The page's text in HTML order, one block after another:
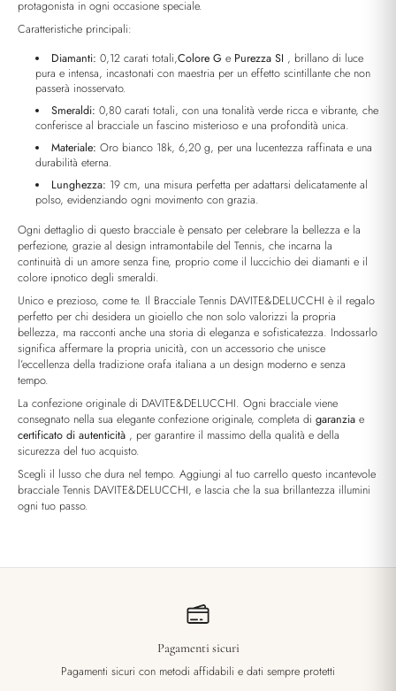
protagonista in ogni occasione speciale.
Caratteristiche principali:
Diamanti: 0,12 carati totali,Colore G e Purezza SI , brillano di luce
pura e intensa, incastonati con maestria per un effetto scintillante che non
passerà inosservato.
Smeraldi: 0,80 carati totali, con una tonalità verde ricca e vibrante, che
conferisce al bracciale un fascino misterioso e una profondità unica.
Materiale: Oro bianco 18k, 6,20 g, per una lucentezza raffinata e una
durabilità eterna.
Lunghezza: 19 cm, una misura perfetta per adattarsi delicatamente al
polso, evidenziando ogni movimento con grazia.
Ogni dettaglio di questo bracciale è pensato per celebrare la bellezza e la
perfezione, grazie al design intramontabile del Tennis, che incarna la
continuità di un amore senza fine, proprio come il luccichio dei diamanti e il
colore ipnotico degli smeraldi.
Unico e prezioso, come te. Il Bracciale Tennis DAVITE&DELUCCHI è il regalo
perfetto per chi desidera un gioiello che non solo valorizzi la propria
bellezza, ma racconti anche una storia di eleganza e sofisticatezza. Indossarlo
significa affermare la propria unicità, con un accessorio che unisce
l’eccellenza della tradizione orafa italiana a un design moderno e senza
tempo.
La confezione originale di DAVITE&DELUCCHI. Ogni bracciale viene
consegnato nella sua elegante confezione originale, completa di garanzia e
certificato di autenticità , per garantire il massimo della qualità e della
sicurezza del tuo acquisto.
Scegli il lusso che dura nel tempo. Aggiungi al tuo carrello questo incantevole
bracciale Tennis DAVITE&DELUCCHI, e lascia che la sua brillantezza illumini
ogni tuo passo.
Pagamenti sicuri
Pagamenti sicuri con metodi affidabili e dati sempre protetti